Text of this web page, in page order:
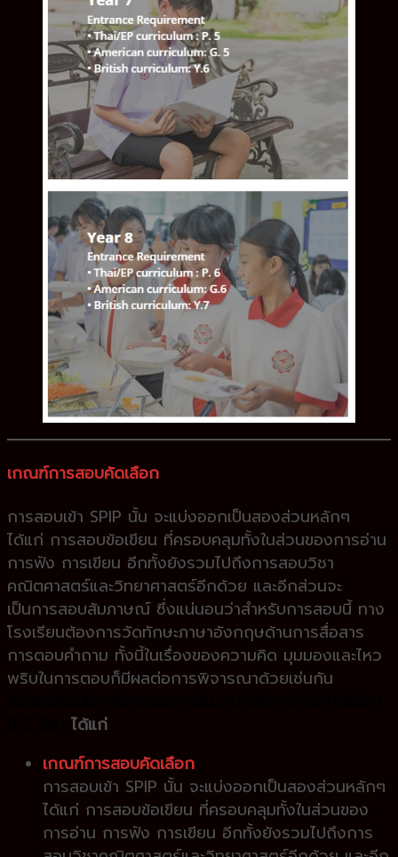
เกณฑ์การสอบคัดเลือก
การสอบเข้า SPIP นั้น จะแบ่งออกเป็นสองส่วนหลักๆ
ได้แก่ การสอบข้อเขียน ที่ครอบคลุมทั้งในส่วนของการอ่าน
การฟัง การเขียน อีกทั้งยังรวมไปถึงการสอบวิชา
คณิตศาสตร์และวิทยาศาสตร์อีกด้วย และอีกส่วนจะ
เป็นการสอบสัมภาษณ์ ซึ่งแน่นอนว่าสำหรับการสอบนี้ ทาง
โรงเรียนต้องการวัดทักษะภาษาอังกฤษด้านการสื่อสาร
การตอบคำถาม ทั้งนี้ในเรื่องของความคิด มุมมองและไหว
พริบในการตอบก็มีผลต่อการพิจารณาด้วยเช่นกัน
ได้แก่
เกณฑ์การสอบคัดเลือก
การสอบเข้า SPIP นั้น จะแบ่งออกเป็นสองส่วนหลักๆ
ได้แก่ การสอบข้อเขียน ที่ครอบคลุมทั้งในส่วนของ
การอ่าน การฟัง การเขียน อีกทั้งยังรวมไปถึงการ